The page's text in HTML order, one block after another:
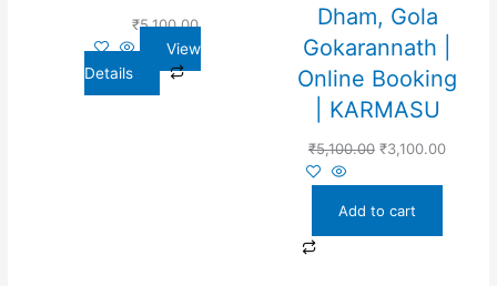
₹5,100.00
View
Details
Dham, Gola
Gokarannath |
Online Booking
| KARMASU
₹5,100.00 ₹3,100.00
Add to cart